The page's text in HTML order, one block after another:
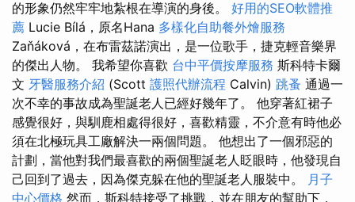
的形象仍然牢牢地紮根在導演的身後。 好用的SEO軟體推
薦 Lucie Bílá，原名Hana 多樣化自助餐外燴服務
Zaňáková，在布雷茲諾演出，是一位歌手，捷克輕音樂界
的傑出人物。 我希望你喜歡 台中平價按摩服務 斯科特卡爾
文 牙醫服務介紹 (Scott 護照代辦流程 Calvin) 跳蚤 通過一
次不幸的事故成為聖誕老人已經好幾年了。 他穿著紅裙子
感覺很好，與馴鹿相處得很好，喜歡精靈，不介意有時他必
須在北極玩具工廠解決一兩個問題。 他想出了一個邪惡的
計劃，當他對我們最喜歡的兩個聖誕老人眨眼時，他發現自
己回到了過去，因為傑克躲在他的聖誕老人服裝中。 月子
中心價格 然而，斯科特接受了挑戰，並在朋友的幫助下，